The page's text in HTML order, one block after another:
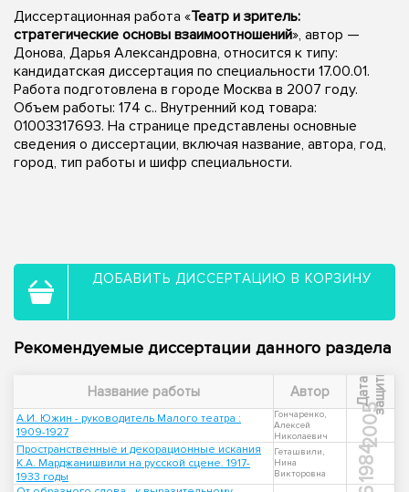
Диссертационная работа «Театр и зритель:
стратегические основы взаимоотношений», автор —
Донова, Дарья Александровна, относится к типу:
кандидатская диссертация по специальности 17.00.01.
Работа подготовлена в городе Москва в 2007 году.
Объем работы: 174 с.. Внутренний код товара:
01003317693. На странице представлены основные
сведения о диссертации, включая название, автора, год,
город, тип работы и шифр специальности.
ДОБАВИТЬ ДИССЕРТАЦИЮ В КОРЗИНУ
Рекомендуемые диссертации данного раздела
Название работы Автор Д
а
т
а
з
а
щ
и
ты
А.И. Южин - руководитель Малого театра :
1909-1927
Гончаренко,
Алексей
Николаевич
2005
Пространственные и декорационные искания
К.А. Марджанишвили на русской сцене. 1917-
1933 годы
Геташвили,
Нина
Викторовна
1984